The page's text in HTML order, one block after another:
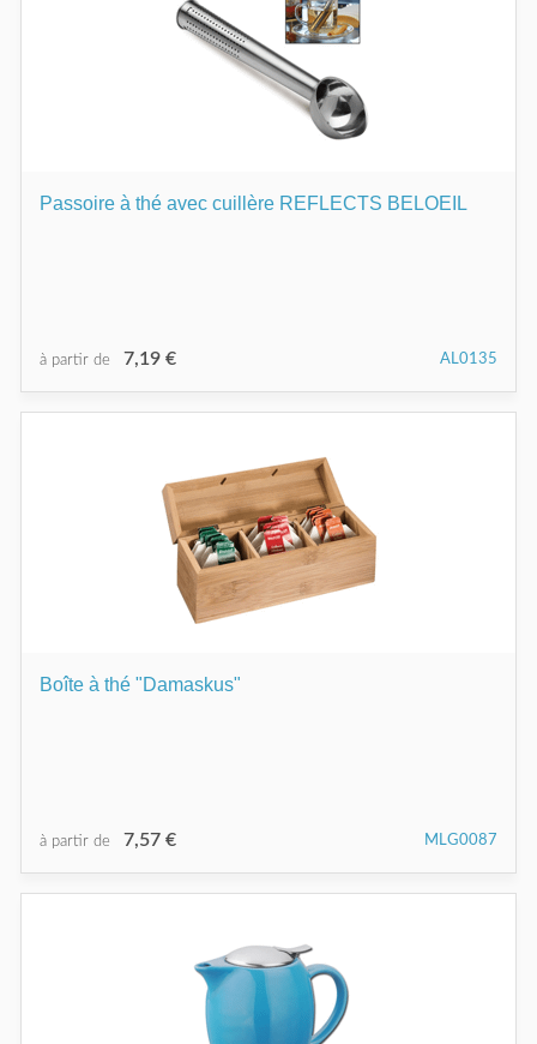
Passoire à thé avec cuillère REFLECTS BELOEIL
à partir de 7,19 € AL0135
Boîte à thé "Damaskus"
à partir de 7,57 € MLG0087